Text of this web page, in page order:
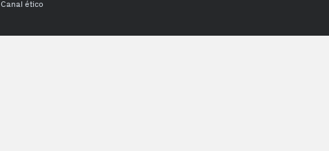
Canal ético